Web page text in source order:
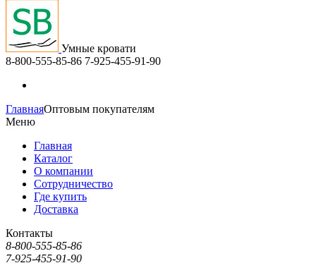
Умные кровати
8-800-555-85-86 7-925-455-91-90
ГлавнаяОптовым покупателям
Меню
Главная
Каталог
О компании
Сотрудничество
Где купить
Доставка
Контакты
8-800-555-85-86
7-925-455-91-90